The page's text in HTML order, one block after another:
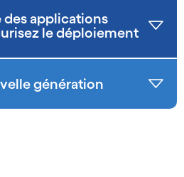
des applications
le déploiement
génération